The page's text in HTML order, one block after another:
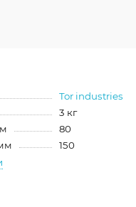
Tor industries
3 кг
80
150